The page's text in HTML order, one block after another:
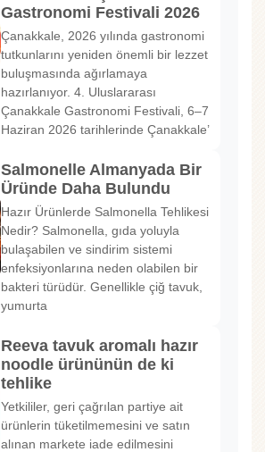
Gastronomi Festivali 2026
Çanakkale, 2026 yılında gastronomi
tutkunlarını yeniden önemli bir lezzet
buluşmasında ağırlamaya
hazırlanıyor. 4. Uluslararası
Çanakkale Gastronomi Festivali, 6–7
Haziran 2026 tarihlerinde Çanakkale’
Salmonelle Almanyada Bir
Üründe Daha Bulundu
Hazır Ürünlerde Salmonella Tehlikesi
Nedir? Salmonella, gıda yoluyla
bulaşabilen ve sindirim sistemi
enfeksiyonlarına neden olabilen bir
bakteri türüdür. Genellikle çiğ tavuk,
yumurta
Reeva tavuk aromalı hazır
noodle ürününün de ki
tehlike
Yetkililer, geri çağrılan partiye ait
ürünlerin tüketilmemesini ve satın
alınan markete iade edilmesini